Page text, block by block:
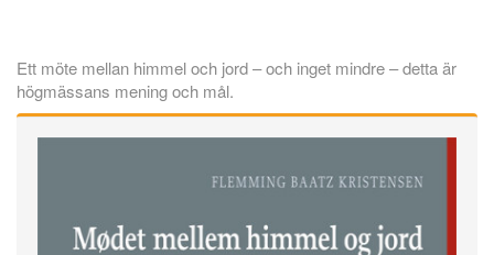
Ett möte mellan himmel och jord – och inget mindre – detta är
högmässans mening och mål.